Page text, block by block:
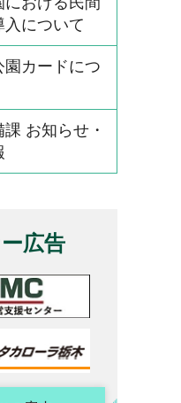
入について
園カードにつ
お知らせ・
広告